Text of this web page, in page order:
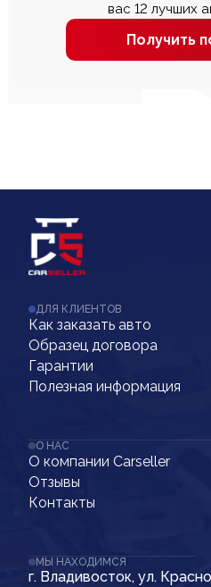
вас 12 лучших
Получить
ДЛЯ КЛИЕНТОВ
Как заказать авто
Образец договора
Гарантии
Полезная информация
О НАС
О компании Carseller
Отзывы
Контакты
МЫ НАХОДИМСЯ
г. Владивосток, ул.